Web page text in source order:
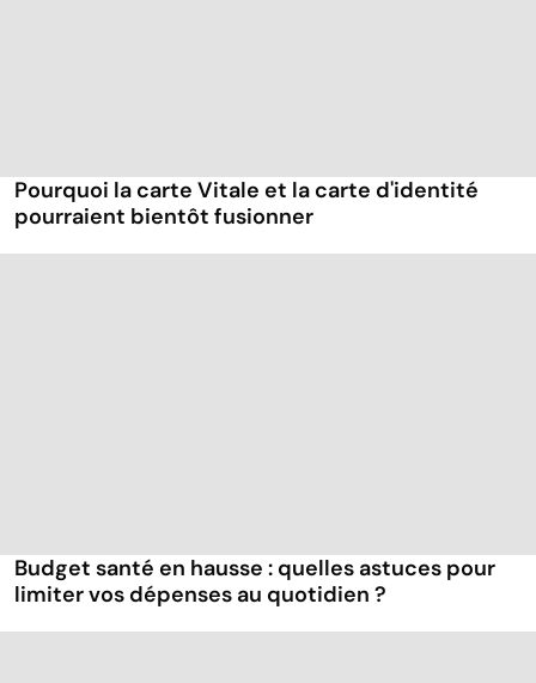
Pourquoi la carte Vitale et la carte d'identité
pourraient bientôt fusionner
Budget santé en hausse : quelles astuces pour
limiter vos dépenses au quotidien ?